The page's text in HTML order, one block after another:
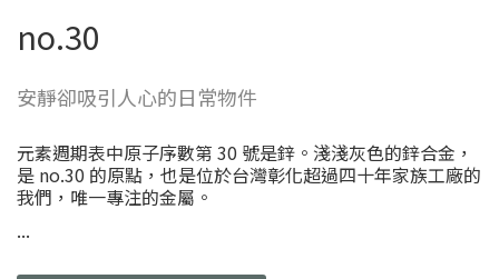
no.30
安靜卻吸引人心的日常物件
元素週期表中原子序數第 30 號是鋅。淺淺灰色的鋅合金，
是 no.30 的原點，也是位於台灣彰化超過四十年家族工廠的
我們，唯一專注的金屬。
...